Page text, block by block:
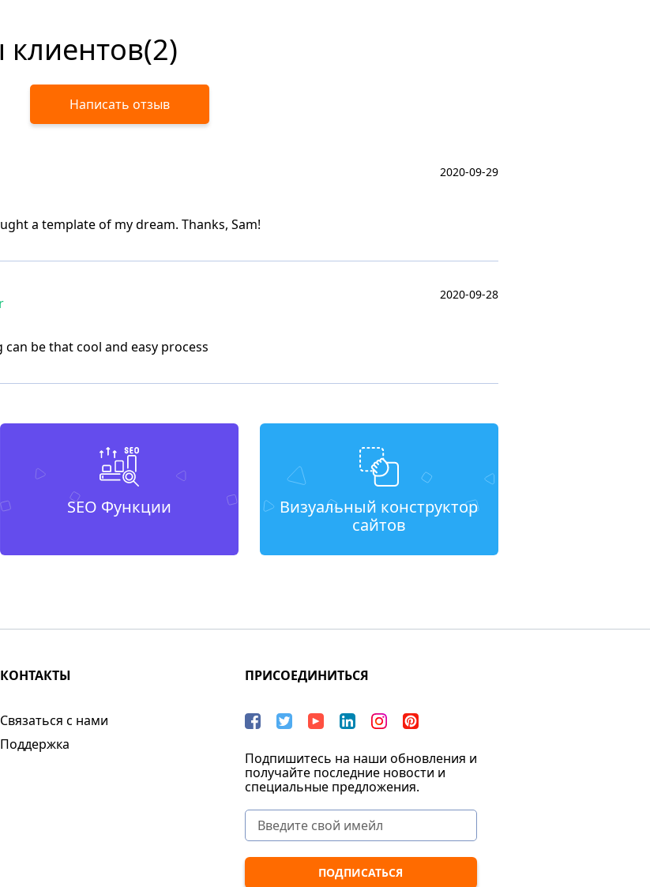
Написать отзыв
2020-09-29
a template of my dream. Thanks, Sam!
2020-09-28
be that cool and easy process
SEO Функции
Визуальный конструктор
сайтов
КОНТАКТЫ
Связаться с нами
Поддержка
ПРИСОЕДИНИТЬСЯ
Подпишитесь на наши обновления и
получайте последние новости и
специальные предложения.